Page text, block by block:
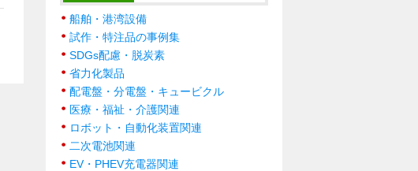
船舶・港湾設備
試作・特注品の事例集
SDGs配慮・脱炭素
省力化製品
配電盤・分電盤・キュービクル
医療・福祉・介護関連
ロボット・自動化装置関連
二次電池関連
EV・PHEV充電器関連